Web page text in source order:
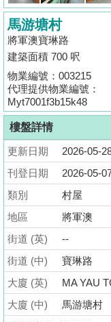
地
產
博
客
地
產
新
聞
數
據
公
佈
置
業
手
冊
馬游塘村
將軍澳寶琳路
建築面積 700 呎
物業編號：003215
代理提供物業編號：
Myt7001f3b15k48
樓盤詳情
更新日期
2026-05-
刊登日期
2026-05-
類別
村屋
地區
將軍澳
街道 (英)
--
街道 (中)
寶琳路
大廈 (英)
MA YAU
大廈 (中)
馬游塘村